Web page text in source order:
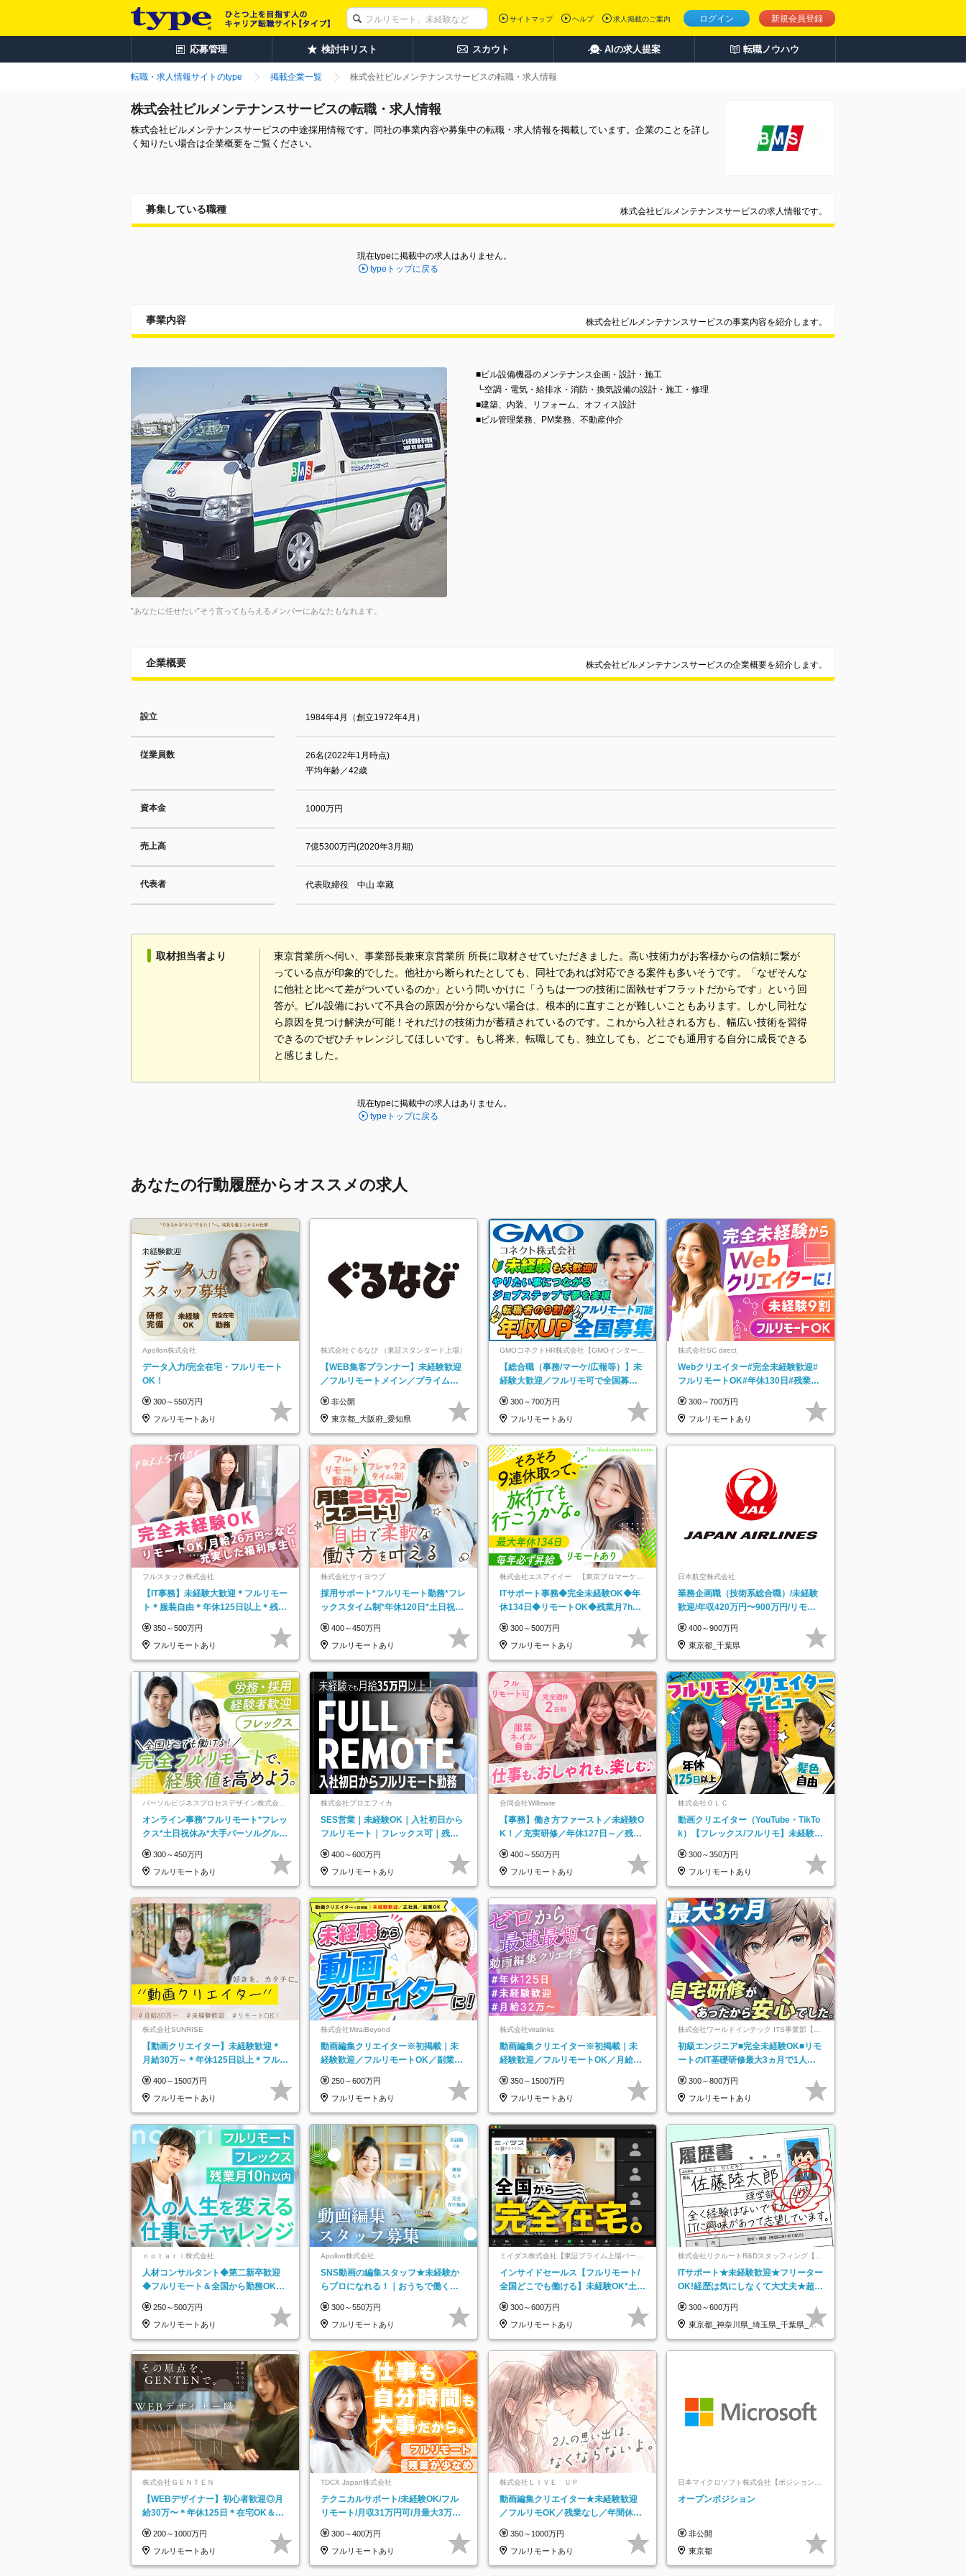
ログイン 新規会員登録
サイトマップ ヘルプ 求人掲載のご案内
応募管理 検討中リスト スカウト AIの求人提案 転職ノウハウ
転職・求人情報サイトのtype 掲載企業一覧 株式会社ビルメンテナンスサービスの転職・求人情報
株式会社ビルメンテナンスサービスの転職・求人情報
株式会社ビルメンテナンスサービスの中途採用情報です。同社の事業内容や募集中の転職・求人情報を掲載しています。企業のことを詳し
く知りたい場合は企業概要をご覧ください。
募集している職種 株式会社ビルメンテナンスサービスの求人情報です。
現在typeに掲載中の求人はありません。
typeトップに戻る
事業内容 株式会社ビルメンテナンスサービスの事業内容を紹介します。
”あなたに任せたい”そう言ってもらえるメンバーにあなたもなれます。
■ビル設備機器のメンテナンス企画・設計・施工
┗空調・電気・給排水・消防・換気設備の設計・施工・修理
■建築、内装、リフォーム、オフィス設計
■ビル管理業務、PM業務、不動産仲介
企業概要 株式会社ビルメンテナンスサービスの企業概要を紹介します。
設立 1984年4月（創立1972年4月）
従業員数
26名(2022年1月時点)
平均年齢／42歳
資本金 1000万円
売上高 7億5300万円(2020年3月期)
代表者 代表取締役 中山 幸藏
取材担当者より
東京営業所へ伺い、事業部長兼東京営業所 所長に取材させていただきました。高い技術力がお客様からの信頼に繋が
っている点が印象的でした。他社から断られたとしても、同社であれば対応できる案件も多いそうです。「なぜそんな
に他社と比べて差がついているのか」という問いかけに「うちは一つの技術に固執せずフラットだからです」という回
答が。ビル設備において不具合の原因が分からない場合は、根本的に直すことが難しいこともあります。しかし同社な
ら原因を見つけ解決が可能！それだけの技術力が蓄積されているのです。これから入社される方も、幅広い技術を習得
できるのでぜひチャレンジしてほしいです。もし将来、転職しても、独立しても、どこでも通用する自分に成長できる
と感じました。
現在typeに掲載中の求人はありません。
typeトップに戻る
あなたの行動履歴からオススメの求人
Apollon株式会社
データ入力/完全在宅・フルリモート
OK！
300～550万円
フルリモートあり
株式会社ぐるなび （東証スタンダード上場）
【WEB集客プランナー】未経験歓迎
／フルリモートメイン／プライム上
屋
非公開
東京都_大阪府_愛知県
GMOコネクトHR株式会社【GMOインターネ
ットグループ】
【総合職（事務/マーケ/広報等）】未
経験大歓迎／フルリモ可で全国募
★
300～700万円
フルリモートあり
株式会社SC direct
Webクリエイター#完全未経験歓迎#
フルリモートOK#年休130日#残業月
300～700万円
フルリモートあり
フルスタック株式会社
【IT事務】未経験大歓迎＊フルリモー
ト＊服装自由＊年休125日以上＊残業
350～500万円
フルリモートあり
株式会社サイヨウブ
採用サポート*フルリモート勤務*フレ
ックスタイム制*年休120日*土日祝休
400～450万円
フルリモートあり
株式会社エスアイイー 【東京プロマーケッ
ITサポート事務◆完全未経験OK◆年
休134日◆リモートOK◆残業月7h以
300～500万円
フルリモートあり
日本航空株式会社
業務企画職（技術系総合職）/未経験
歓迎/年収420万円〜900万円/リモー
400～900万円
東京都_千葉県
パーソルビジネスプロセスデザイン株式会
社 事業開発本部
オンライン事務*フルリモート*フレッ
クス*土日祝休み*大手パーソルグルー
300～450万円
フルリモートあり
株式会社プロエフィカ
SES営業｜未経験OK｜入社初日から
フルリモート｜フレックス可｜残業
ー
400～600万円
フルリモートあり
合同会社Willmate
【事務】働き方ファースト／未経験O
K！／充実研修／年休127日～／残業
400～550万円
フルリモートあり
株式会社ＯＬＣ
動画クリエイター（YouTube・TikTo
k）【フレックス/フルリモ】未経験O
300～350万円
フルリモートあり
株式会社SUNRISE
【動画クリエイター】未経験歓迎＊
月給30万～＊年休125日以上＊フルリ
決定◆
400～1500万円
フルリモートあり
株式会社MiraiBeyond
動画編集クリエイター※初掲載｜未
経験歓迎／フルリモートOK／副業O
250～600万円
フルリモートあり
株式会社viralinks
動画編集クリエイター※初掲載｜未
経験歓迎／フルリモートOK／月給32
350～1500万円
フルリモートあり
株式会社ワールドインテック ITS事業部【東
証プライム上場グループ】
初級エンジニア■完全未経験OK■リモ
ートのIT基礎研修最大3ヵ月で1人前
300～800万円
フルリモートあり
ｎｏｔａｒｉ株式会社
人材コンサルタント◆第二新卒歓迎
◆フルリモート＆全国から勤務OK◆
250～500万円
フルリモートあり
Apollon株式会社
SNS動画の編集スタッフ★未経験か
らプロになれる！｜おうちで働くフ
300～550万円
フルリモートあり
ミイダス株式会社【東証プライム上場パーソ
インサイドセールス【フルリモート/
全国どこでも働ける】未経験OK*土日
300～600万円
フルリモートあり
株式会社リクルートR&Dスタッフィング【リ
クルートグループ】
ITサポート★未経験歓迎★フリーター
OK!経歴は気にしなくて大丈夫★超大
300～600万円
東京都_神奈川県_埼玉県_千葉県_大
阪府…
株式会社ＧＥＮＴＥＮ
【WEBデザイナー】初⼼者歓迎◎⽉
給30万〜＊年休125⽇＊在宅OK＆研
200～1000万円
フルリモートあり
TDCX Japan株式会社
テクニカルサポート/未経験OK/フル
リモート/月収31万円可/月最大3万の
300～400万円
フルリモートあり
株式会社ＬＩＶＥ ＵＰ
動画編集クリエイター★未経験歓迎
／フルリモOK／残業なし／年間休日
実で安心
350～1000万円
フルリモートあり
日本マイクロソフト株式会社【ポジションマ
ッチ登録】
オープンポジション
非公開
東京都